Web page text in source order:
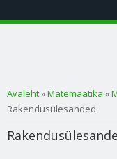
Sa oled siin
Avaleht»Matemaatika »
Rakendusülesanded